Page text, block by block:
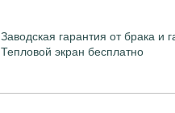
Заводская гарантия от брака и
Тепловой экран бесплатно